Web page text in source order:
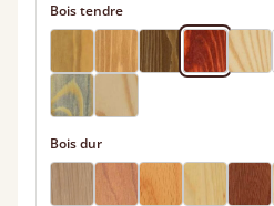
Bois tendre
Bois dur